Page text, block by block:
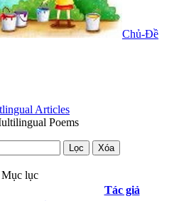
Chủ-Đề
Articles
Poems
Lọc Xóa
Mục lục
Tác giả